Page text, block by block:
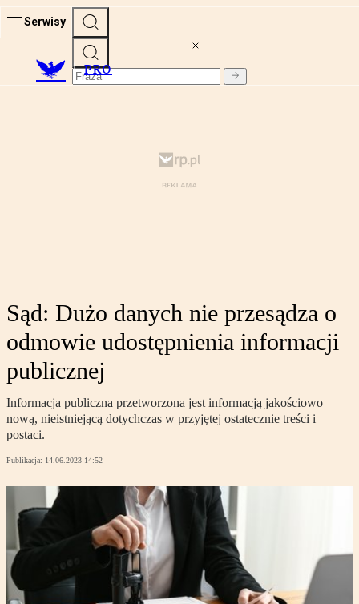
Serwisy
PRO
Sąd: Dużo danych nie przesądza o
odmowie udostępnienia informacji
publicznej
Informacja publiczna przetworzona jest informacją jakościowo
nową, nieistniejącą dotychczas w przyjętej ostatecznie treści i
postaci.
Publikacja: 14.06.2023 14:52